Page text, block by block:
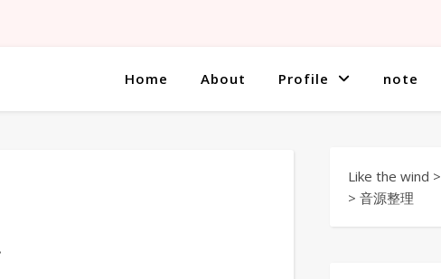
Home About Profile note
Like the wind >
> 音源整理